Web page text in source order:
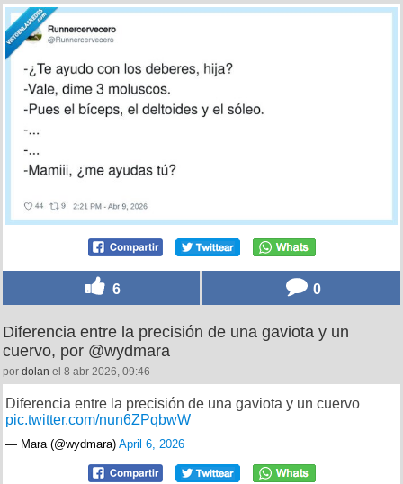
6 0
Diferencia entre la precisión de una gaviota y un
cuervo, por @wydmara
por dolan el 8 abr 2026, 09:46
Diferencia entre la precisión de una gaviota y un cuervo
pic.twitter.com/nun6ZPqbwW
— Mara (@wydmara) April 6, 2026